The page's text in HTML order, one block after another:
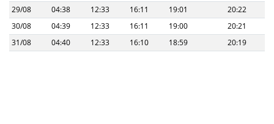
29/08
04:38 12:33 16:11 19:01
20:22
30/08
04:39 12:33 16:11 19:00
20:21
31/08
04:40 12:33 16:10 18:59 20:19